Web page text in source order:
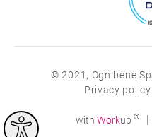
© 2021, Ognibene
Privacy policy
with Workup ® |